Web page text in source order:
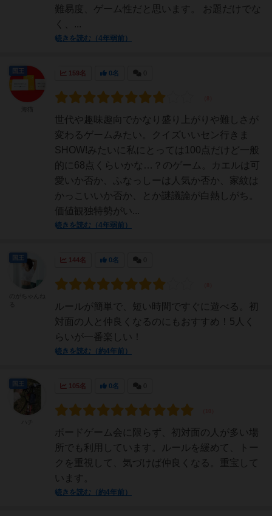
難易度、ゲーム性だと思います。 お題だけでな
く、...
続きを読む（4年弱前）
159名 0名
世代や趣味趣向でかなり盛り上がりや難しさが
変わるゲームみたい。クイズいいセン行きま
SHOW!みたいに私にとっては100点だけど一般
的に68点くらいかな…？のゲーム。カエルは可
愛いか否か、ふなっしーは人気か否か、家紋は
かっこいいか否か、とか謎議論が白熱しがち。
価値観独特勢がい...
続きを読む（4年弱前）
国王
144名 0名
ルールが簡単で、短い時間ですぐに遊べる。初
対面の人と仲良くなるのにもおすすめ！5人く
らいが一番楽しい！
続きを読む（約4年前）
国王
105名 0名
ボードゲーム会に限らず、初対面の人が多い場
所でも利用しています。ルールを緩めて、トー
クを重視して、気づけば仲良くなる。重宝して
います。
続きを読む（約4年前）
国王